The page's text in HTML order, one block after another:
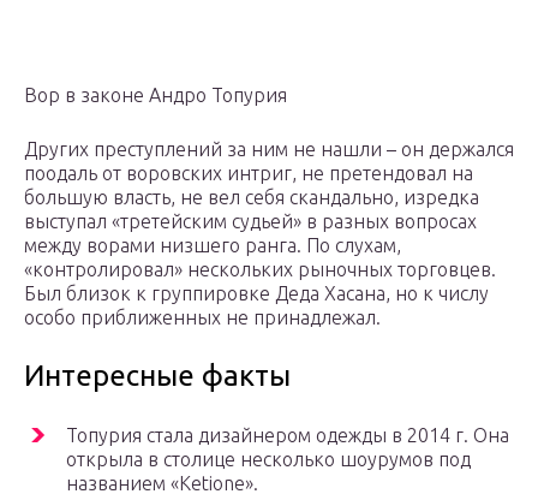
Вор в законе Андро Топурия
Других преступлений за ним не нашли – он держался
поодаль от воровских интриг, не претендовал на
большую власть, не вел себя скандально, изредка
выступал «третейским судьей» в разных вопросах
между ворами низшего ранга. По слухам,
«контролировал» нескольких рыночных торговцев.
Был близок к группировке Деда Хасана, но к числу
особо приближенных не принадлежал.
Интересные факты
Топурия стала дизайнером одежды в 2014 г. Она
открыла в столице несколько шоурумов под
названием «Ketione».